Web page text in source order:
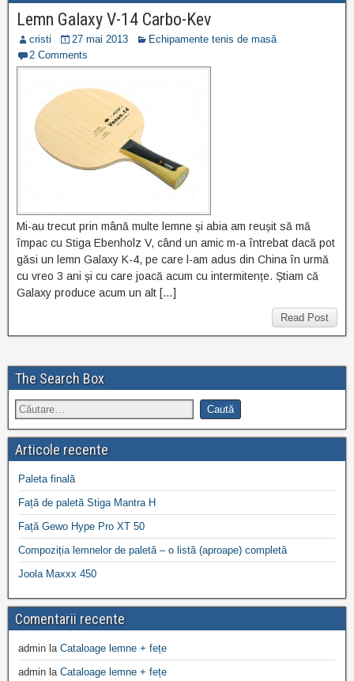
Lemn Galaxy V-14 Carbo-Kev
cristi 27 mai 2013
Echipamente tenis de masă
2 Comments
Mi-au trecut prin mână multe lemne și abia am reușit să mă
împac cu Stiga Ebenholz V, când un amic m-a întrebat dacă pot
găsi un lemn Galaxy K-4, pe care l-am adus din China în urmă
cu vreo 3 ani și cu care joacă acum cu intermitențe. Știam că
Galaxy produce acum un alt […]
Read Post
The Search Box
Articole recente
Paleta finală
Față de paletă Stiga Mantra H
Față Gewo Hype Pro XT 50
Compoziția lemnelor de paletă – o listă (aproape) completă
Joola Maxxx 450
Comentarii recente
admin la Cataloage lemne + fețe
admin la Cataloage lemne + fețe